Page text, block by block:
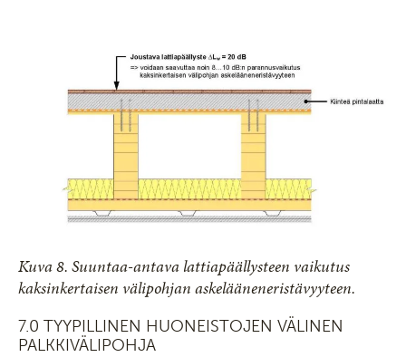
Kuva 8. Suuntaa-antava lattiapäällysteen vaikutus
kaksinkertaisen välipohjan askelääneneristävyyteen.
7.0 TYYPILLINEN HUONEISTOJEN VÄLINEN
PALKKIVÄLIPOHJA